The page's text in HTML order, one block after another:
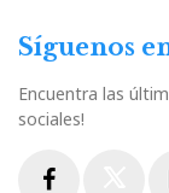
Síguenos
Encuentra las
sociales!